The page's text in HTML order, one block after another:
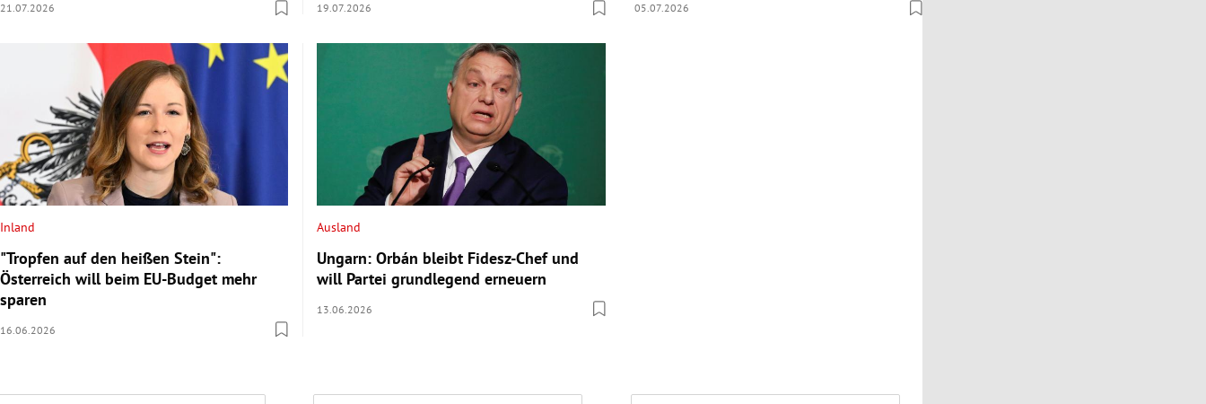
21.07.2026 19.07.2026 05.07.2026
Inland
"Tropfen auf den heißen Stein":
Österreich will beim EU-Budget mehr
sparen
16.06.2026
Ausland
Ungarn: Orbán bleibt Fidesz-Chef und
will Partei grundlegend erneuern
13.06.2026